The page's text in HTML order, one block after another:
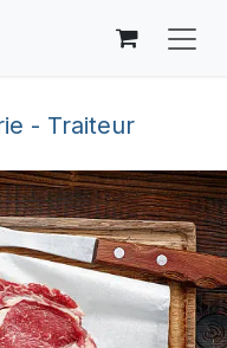
- Traiteur